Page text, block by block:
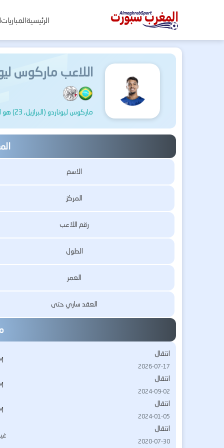
المغرب
الرئيسيةالمباريات
اللاعب ماركوس
ماركوس ليوناردو (البرازيل, 23) هو لاعب كرة قدم, يلعب حاليًا لصالح أياكس في هولندا.
الاسم
المركز
رقم اللاعب
الطول
العمر
العقد ساري حتى
انتقال
2026-07-17
انتقال
2024-09-02
انتقال
2024-01-05
انتقال
2020-07-30